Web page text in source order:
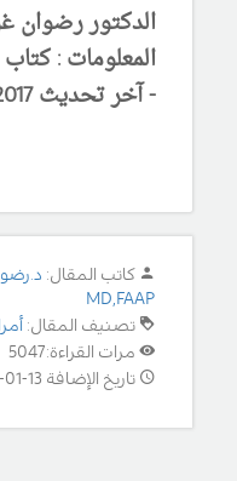
- آخر تحديث 20/12/2017
كاتب المقال:
MD,FAAP
تصنيف المقال:
مرات القراءة: 5047
تاريخ الإضافة 13-01-2018